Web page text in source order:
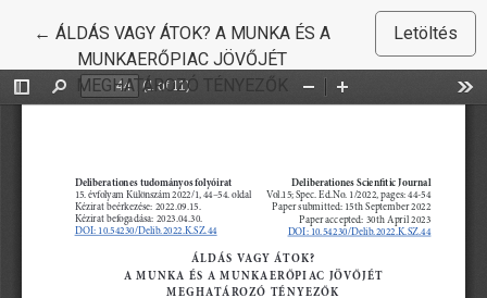
← Vissza a cikk részleteihez
ÁLDÁS VAGY ÁTOK? A MUNKA ÉS A
MUNKAERŐPIAC JÖVŐJÉT
MEGHATÁROZÓ TÉNYEZŐK
Letöltés